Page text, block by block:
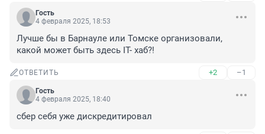
Гость
4 февраля 2025, 18:53
Лучше бы в Барнауле или Томске организовали,
какой может быть здесь IT- хаб?!
ОТВЕТИТЬ +2 –1
Гость
4 февраля 2025, 18:40
сбер себя уже дискредитировал